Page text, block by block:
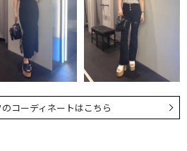
コーディネートはこちら